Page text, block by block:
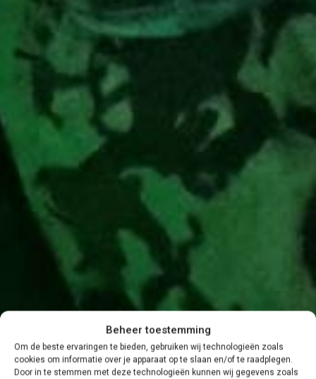
Beheer toestemming
Om de beste ervaringen te bieden, gebruiken wij technologieën zoals
cookies om informatie over je apparaat op te slaan en/of te raadplegen.
Door in te stemmen met deze technologieën kunnen wij gegevens zoals